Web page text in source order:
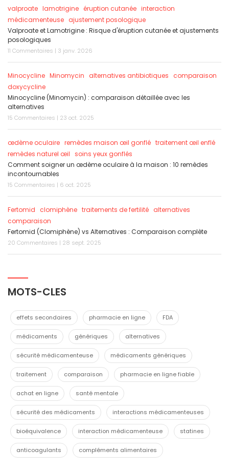
valproate lamotrigine éruption cutanée interaction
médicamenteuse ajustement posologique
Valproate et Lamotrigine : Risque d'éruption cutanée et ajustements
posologiques
11 Commentaires | 3 janv. 2026
Minocycline Minomycin alternatives antibiotiques
comparaison
doxycycline
Minocycline (Minomycin) : comparaison détaillée avec les
alternatives
15 Commentaires | 23 oct. 2025
œdème oculaire remèdes maison œil gonflé traitement œil enflé
remèdes naturel œil soins yeux gonflés
Comment soigner un œdème oculaire à la maison : 10 remèdes
incontournables
15 Commentaires | 6 oct. 2025
Fertomid clomiphène traitements de fertilité alternatives
comparaison
Fertomid (Clomiphène) vs Alternatives : Comparaison complète
20 Commentaires | 28 sept. 2025
MOTS-CLES
effets secondaires pharmacie en ligne FDA
médicaments génériques alternatives
sécurité médicamenteuse médicaments génériques
traitement comparaison pharmacie en ligne fiable
achat en ligne santé mentale
sécurité des médicaments interactions médicamenteuses
bioéquivalence interaction médicamenteuse statines
anticoagulants compléments alimentaires